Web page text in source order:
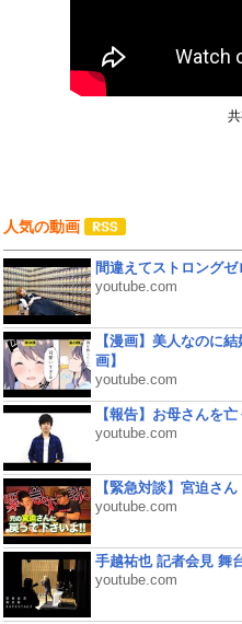
人気の動画
間違えてストロングゼ
youtube.com
【漫画】美人なのに
画】
youtube.com
【報告】お母さんを亡
youtube.com
【緊急対談】宮迫さ
youtube.com
手越祐也 記者会見 舞
youtube.com